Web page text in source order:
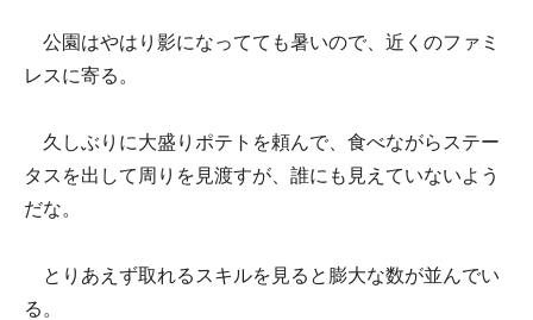
公園はやはり影になってても暑いので、近くのファミ
レスに寄る。
久しぶりに大盛りポテトを頼んで、食べながらステー
タスを出して周りを見渡すが、誰にも見えていないよう
だな。
とりあえず取れるスキルを見ると膨大な数が並んでい
る。